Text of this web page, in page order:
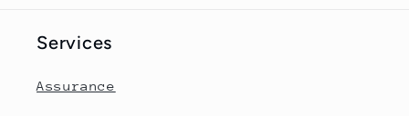
Services
Assurance